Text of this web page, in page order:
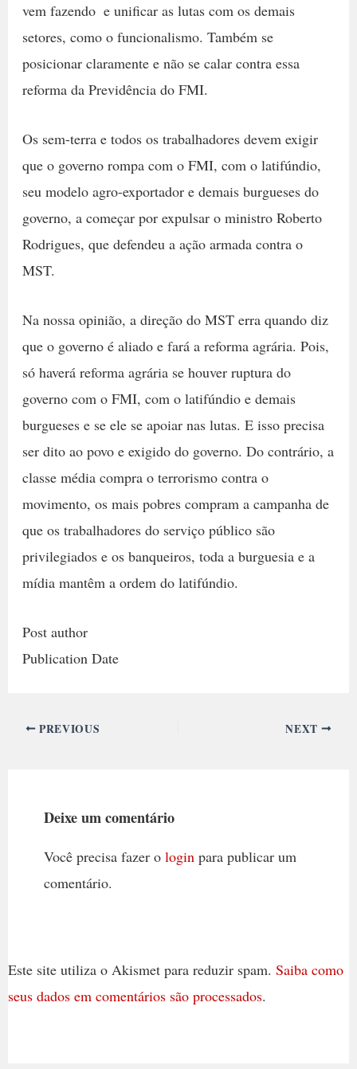
vem fazendo  e unificar as lutas com os demais
setores, como o funcionalismo. Também se
posicionar claramente e não se calar contra essa
reforma da Previdência do FMI.
Os sem-terra e todos os trabalhadores devem exigir
que o governo rompa com o FMI, com o latifúndio,
seu modelo agro-exportador e demais burgueses do
governo, a começar por expulsar o ministro Roberto
Rodrigues, que defendeu a ação armada contra o
MST.
Na nossa opinião, a direção do MST erra quando diz
que o governo é aliado e fará a reforma agrária. Pois,
só haverá reforma agrária se houver ruptura do
governo com o FMI, com o latifúndio e demais
burgueses e se ele se apoiar nas lutas. E isso precisa
ser dito ao povo e exigido do governo. Do contrário, a
classe média compra o terrorismo contra o
movimento, os mais pobres compram a campanha de
que os trabalhadores do serviço público são
privilegiados e os banqueiros, toda a burguesia e a
mídia mantêm a ordem do latifúndio.
Post author
Publication Date
PREVIOUS NEXT
Deixe um comentário
Você precisa fazer o loginpara publicar um
comentário.
Este site utiliza o Akismet para reduzir spam. Saiba como
seus dados em comentários são processados.